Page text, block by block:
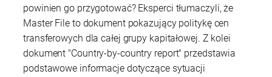
powinien go przygotować? Eksperci tłumaczyli, że
Master File to dokument pokazujący politykę cen
transferowych dla całej grupy kapitałowej. Z kolei
dokument "Country-by-country report" przedstawia
podstawowe informacje dotyczące sytuacji